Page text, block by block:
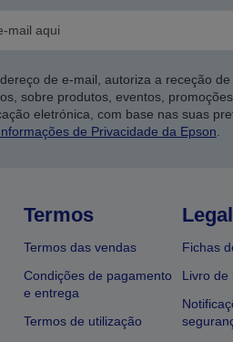
de e-mail, autoriza a receção
sobre produtos, eventos,
eletrónica, com base nas suas
de Privacidade da Epson
Termos
Termos das vendas
Condições de pagamento
e entrega
Termos de utilização
Legal
Fichas
Livro de